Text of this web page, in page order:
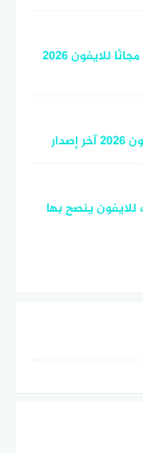
سناب شات – تنزيل Snapchat iOS مجانًا للايفون 2026
ينصح بها